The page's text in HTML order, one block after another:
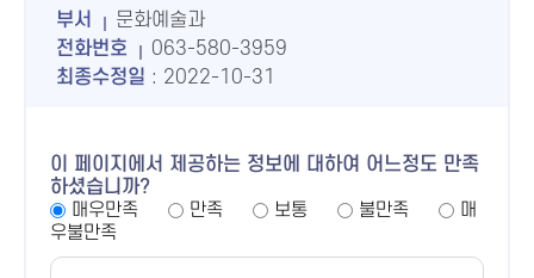
부서
문화예술과
전화번호
063-580-3959
최종수정일 : 2022-10-31
이 페이지에서 제공하는 정보에 대하여 어느정도 만족
하셨습니까?
매우만족
만족 보통 불만족
매
우불만족